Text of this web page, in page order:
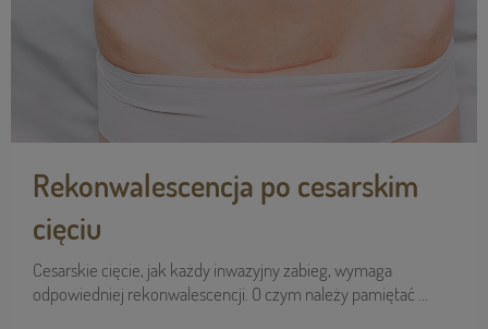
Rekonwalescencja po cesarskim
cięciu
Cesarskie cięcie, jak każdy inwazyjny zabieg, wymaga
odpowiedniej rekonwalescencji. O czym należy pamiętać ...